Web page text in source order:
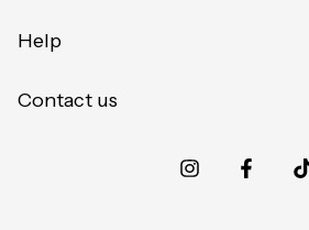
Help
Contact us